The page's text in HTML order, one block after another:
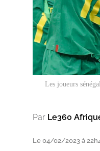
Les joueurs
Par Le360
Le 04/02/2023 à